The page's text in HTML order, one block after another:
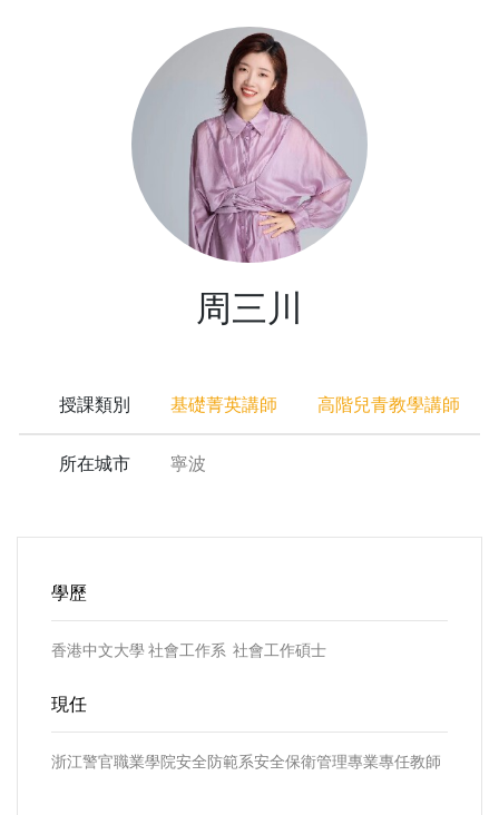
周三川
授課類別 基礎菁英講師 高階兒青教學講師
所在城市 寧波
學歷
香港中文大學 社會工作系 社會工作碩士
現任
浙江警官職業學院安全防範系安全保衛管理專業專任教師